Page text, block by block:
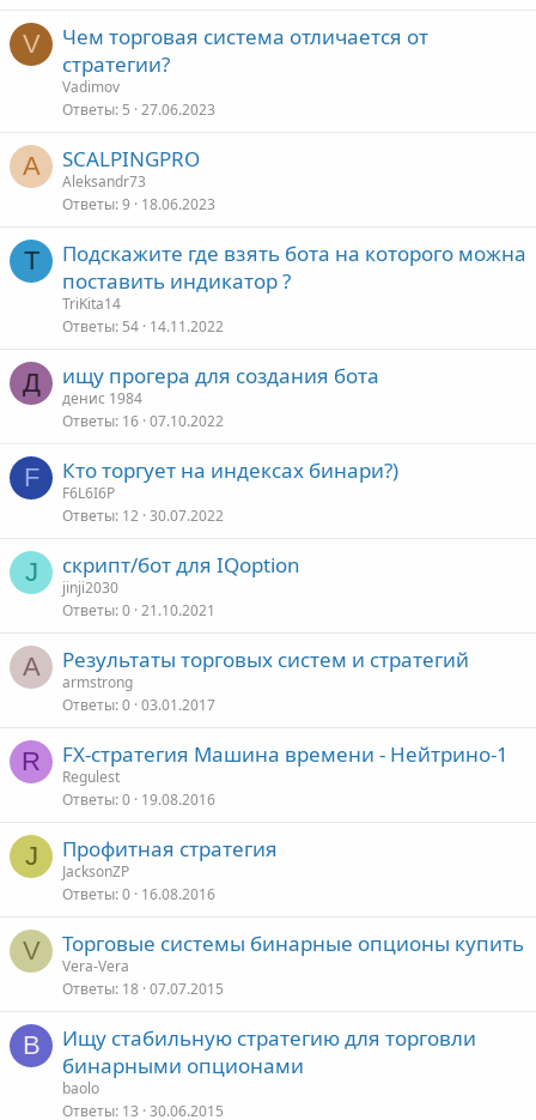
V
Чем торговая система отличается от
стратегии?
Vadimov
Ответы 5 27.06.2023
A SCALPINGPRO
Aleksandr73
Ответы 9 18.06.2023
T
Подскажите где взять бота на которого можна
поставить индикатор ?
TriKita14
Ответы 54 14.11.2022
Д ищу прогера для создания бота
денис 1984
Ответы 16 07.10.2022
F Кто торгует на индексах бинари?)
F6L6I6P
Ответы 12 30.07.2022
J скрипт/бот для IQoption
jinji2030
Ответы 0 21.10.2021
A Результаты торговых систем и стратегий
armstrong
Ответы 0 03.01.2017
R FX-стратегия Машина времени - Нейтрино-1
Regulest
Ответы 0 19.08.2016
J Профитная стратегия
JacksonZP
Ответы 0 16.08.2016
V Торговые системы бинарные опционы купить
Vera-Vera
Ответы 18 07.07.2015
B
Ищу стабильную стратегию для торговли
бинарными опционами
baolo
Ответы 13 30.06.2015